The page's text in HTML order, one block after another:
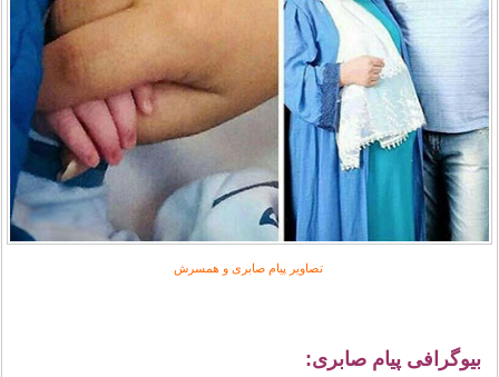
تصاویر پیام صابری و همسرش
بیوگرافی پیام صابری: